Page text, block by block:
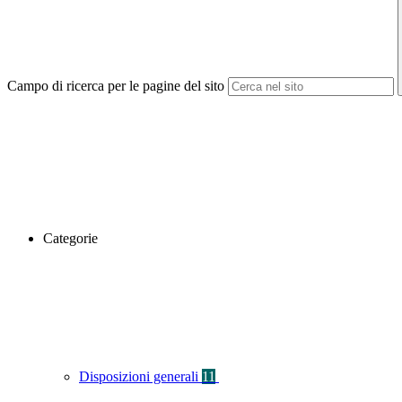
Campo di ricerca per le pagine del sito
Categorie
Disposizioni generali 11